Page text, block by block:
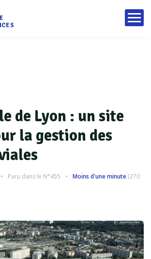
de Lyon : un site
la gestion des
Paru dans le N°455 Moins d'une minute (270